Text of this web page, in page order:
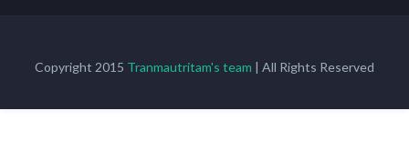
Copyright 2015 Tranmautritam's team | All Rights Reserved